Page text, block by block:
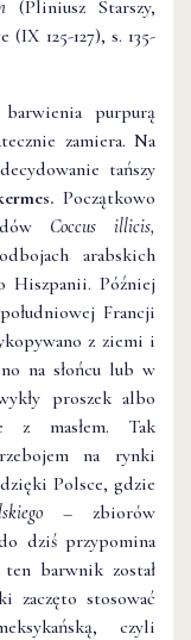
(Pliniusz Starszy,
125-127), s. 135-
purpurą
zamiera. Na
tańszy
Początkowo
Coccus illicis,
arabskich
Hiszpanii. Później
Francji
z ziemi i
na słońcu lub w
proszek albo
z masłem. Tak
na rynki
Polsce, gdzie
– zbiorów
dziś przypomina
barwnik został
zaczęto stosować
czyli